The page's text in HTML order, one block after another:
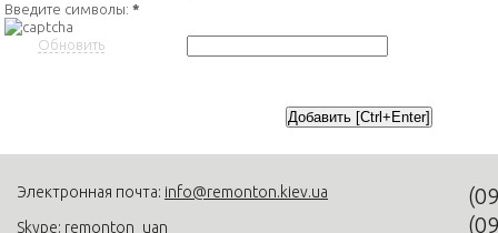
Введите символы: *
Обновить
Электронная почта: info@remonton.kiev.ua
Skype: remonton_uan